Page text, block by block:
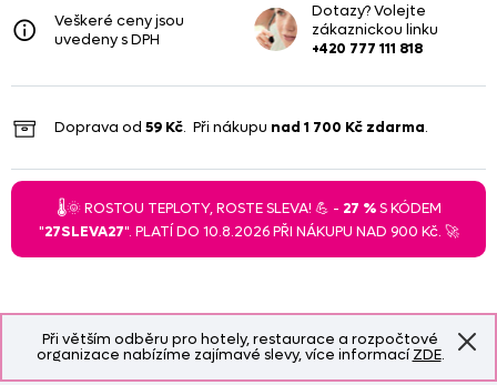
Při větším odběru pro hotely, restaurace a rozpočtové
organizace nabízíme zajímavé slevy, více informacíZDE.
Veškeré ceny jsou
uvedeny s DPH
Dotazy? Volejte
zákaznickou linku
+420 777 111 818
Doprava od 59 Kč. Při nákupu nad 1 700 Kč zdarma.
🌡️🌞 ROSTOU TEPLOTY, ROSTE SLEVA! 💪 - 27 %S KÓDEM
"27SLEVA27". PLATÍ DO 10.8.2026 PŘI NÁKUPU NAD 900 Kč. 🚀